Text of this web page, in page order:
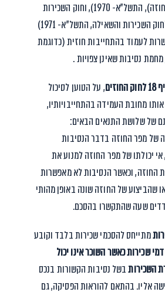
(תרופות בשל הפרת חוזה), התשל”א- 1970), וחוק השכירות
והשאילה (סעיף 15 לחוק השכירות והשאילה, התשל”א- 1971)
לעמוד בהתחייבות חוזית (כדוגמת
נסיבות שאינן צפויות .
, על הטוען לסיכול
מחובת העמידה בהתחייבויותיו,
של שלושת התנאים הבאים:
של מפר החוזה בדבר הנסיבות
יכולתו של מפר החוזה למנוע את
החוזה, וכאשר הנסיבות לא מאפשרות
שהביצוע של החוזה שונה באופן מהותי
שעה שהתקשרו בהסכם.
מתייחס להסכמי שכירות בלבד וקובע
שכירות כאשר השוכר אינו יכול
השכירותבשל נסיבות הקשורות בנכס
אליו. בהתאם להוראות הפסיקה, גם